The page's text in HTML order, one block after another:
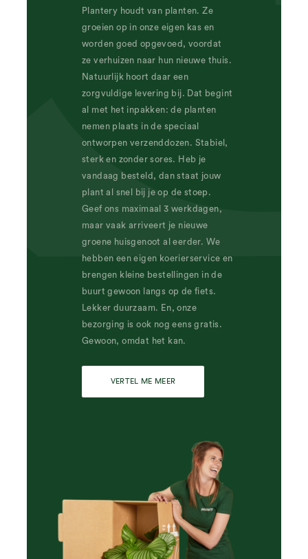
Plantery houdt van planten. Ze
groeien op in onze eigen kas en
worden goed opgevoed, voordat
ze verhuizen naar hun nieuwe thuis.
Natuurlijk hoort daar een
zorgvuldige levering bij. Dat begint
al met het inpakken: de planten
nemen plaats in de speciaal
ontworpen verzenddozen. Stabiel,
sterk en zonder sores. Heb je
vandaag besteld, dan staat jouw
plant al snel bij je op de stoep.
Geef ons maximaal 3 werkdagen,
maar vaak arriveert je nieuwe
groene huisgenoot al eerder. We
hebben een eigen koerierservice en
brengen kleine bestellingen in de
buurt gewoon langs op de fiets.
Lekker duurzaam. En, onze
bezorging is ook nog eens gratis.
Gewoon, omdat het kan.
VERTEL ME MEER